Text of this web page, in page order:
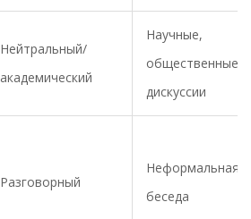
Нейтральный/
академический
Научные,
общественные
дискуссии
Разговорный
Неформальная
беседа